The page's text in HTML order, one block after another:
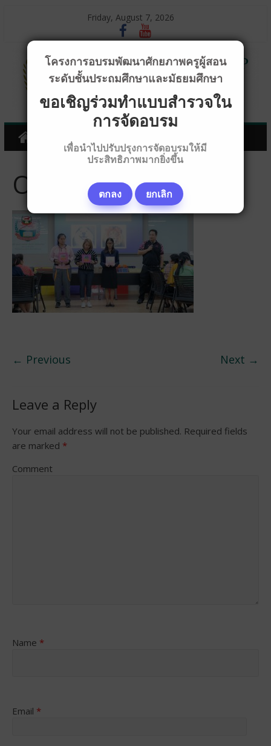
Friday, August 7, 2026
OPB21203
← Previous Next →
Leave a Reply
Your email address will not be published. Required fields
are marked *
Comment
Name *
Email *
โครงการอบรมพัฒนาศักยภาพครูผู้สอน
ระดับชั้นประถมศึกษาและมัธยมศึกษา
ขอเชิญร่วมทำแบบสำรวจใน
การจัดอบรม
เพื่อนำไปปรับปรุงการจัดอบรมให้มี
ประสิทธิภาพมากยิ่งขึ้น
ตกลง ยกเลิก